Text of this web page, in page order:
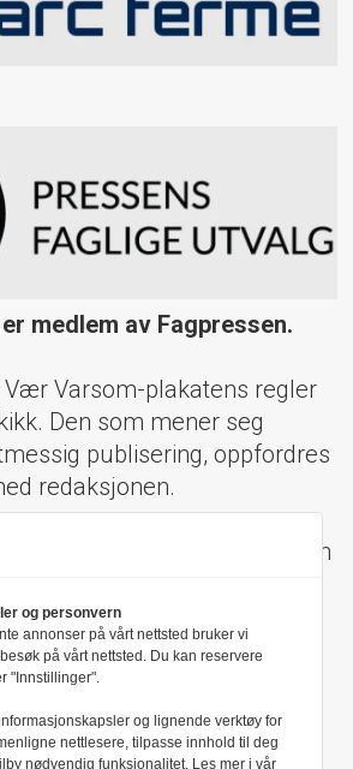
medlem av Fagpressen.
Vær Varsom-plakatens regler
Den som mener seg
publisering, oppfordres
redaksjonen.
Utvalg (PFU) er et klageorgan
Presseforbund som
mot mediene i presseetiske
Oslo
og personvern
annonser på vårt nettsted bruker vi
på vårt nettsted. Du kan reservere
"Innstillinger".
og lignende verktøy for
nettlesere, tilpasse innhold til deg
nødvendig funksjonalitet. Les mer i vår